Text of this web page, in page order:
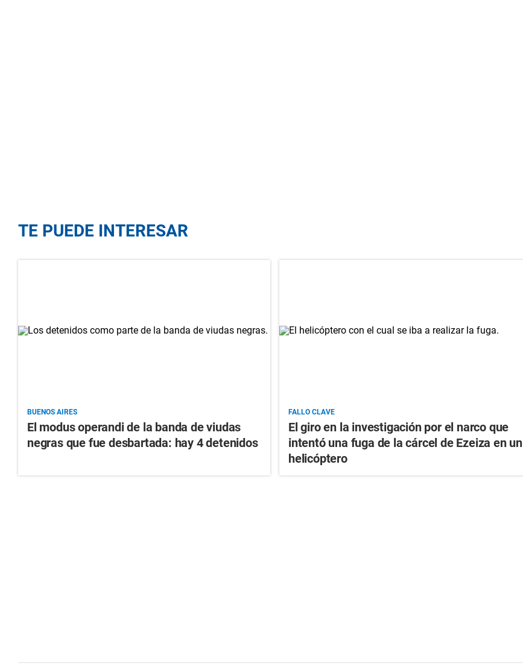
TE PUEDE INTERESAR
BUENOS AIRES
El modus operandi de la banda de viudas
negras que fue desbartada: hay 4 detenidos
FALLO CLAVE
El giro en la investigación por el narco que
intentó una fuga de la cárcel de Ezeiza en un
helicóptero